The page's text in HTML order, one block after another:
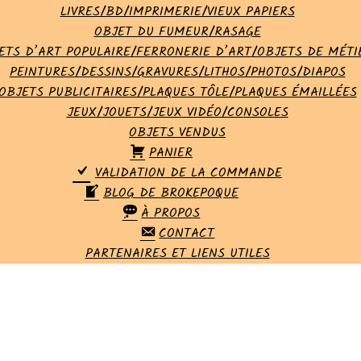
LIVRES/BD/IMPRIMERIE/VIEUX PAPIERS
OBJET DU FUMEUR/RASAGE
D’ART POPULAIRE/FERRONERIE D’ART/OBJETS DE
PEINTURES/DESSINS/GRAVURES/LITHOS/PHOTOS/DIAPOS
PUBLICITAIRES/PLAQUES TÔLE/PLAQUES ÉMAILLÉES
JEUX/JOUETS/JEUX VIDÉO/CONSOLES
OBJETS VENDUS
PANIER
VALIDATION DE LA COMMANDE
BLOG DE BROKEPOQUE
À PROPOS
CONTACT
PARTENAIRES ET LIENS UTILES